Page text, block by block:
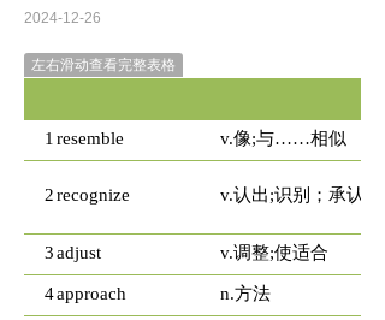
左右滑动查看完整表格
1 resemble v.像;与……相似
2recognize v.认出;识别；承认
3adjust v.调整;使适合
4approach n.方法
2024-12-26